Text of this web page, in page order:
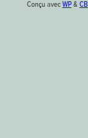
Conçu avec WP& CB